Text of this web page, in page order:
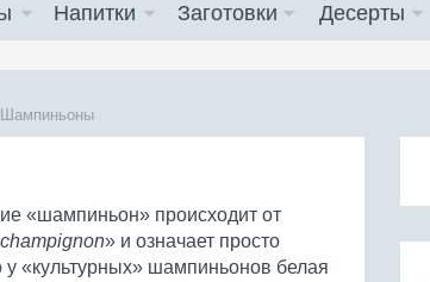
Напитки Заготовки Десерты
Шампиньоны
«шампиньон» происходит от
» и означает просто
«культурных» шампиньонов белая